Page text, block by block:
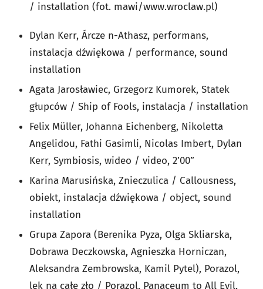
/ installation (fot. mawi/www.wroclaw.pl)
Dylan Kerr, Árcze n-Athasz, performans,
instalacja dźwiękowa / performance, sound
installation
Agata Jarosławiec, Grzegorz Kumorek, Statek
głupców / Ship of Fools, instalacja / installation
Felix Müller, Johanna Eichenberg, Nikoletta
Angelidou, Fathi Gasimli, Nicolas Imbert, Dylan
Kerr, Symbiosis, wideo / video, 2’00”
Karina Marusińska, Znieczulica / Callousness,
obiekt, instalacja dźwiękowa / object, sound
installation
Grupa Zapora (Berenika Pyza, Olga Skliarska,
Dobrawa Deczkowska, Agnieszka Horniczan,
Aleksandra Zembrowska, Kamil Pytel), Porazol,
lek na całe zło / Porazol, Panaceum to All Evil,